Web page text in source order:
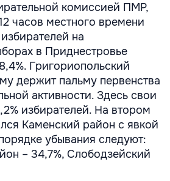
комиссией ПМР,
часов местного времени
на
в Приднестровье
Григориопольский
держит пальму первенства
активности. Здесь свои
избирателей. На втором
Каменский район с явкой
убывания следуют:
– 34,7%, Слободзейский